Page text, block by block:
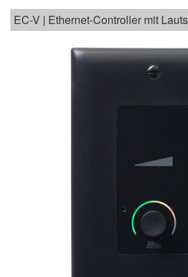
EC-V | Ethernet-Controller mit